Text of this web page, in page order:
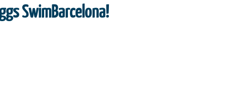
SwimBarcelona!